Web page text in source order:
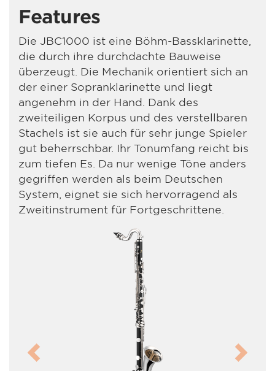
Features
Die JBC1000 ist eine Böhm-Bassklarinette,
die durch ihre durchdachte Bauweise
überzeugt. Die Mechanik orientiert sich an
der einer Sopranklarinette und liegt
angenehm in der Hand. Dank des
zweiteiligen Korpus und des verstellbaren
Stachels ist sie auch für sehr junge Spieler
gut beherrschbar. Ihr Tonumfang reicht bis
zum tiefen Es. Da nur wenige Töne anders
gegriffen werden als beim Deutschen
System, eignet sie sich hervorragend als
Zweitinstrument für Fortgeschrittene.
Previous Next